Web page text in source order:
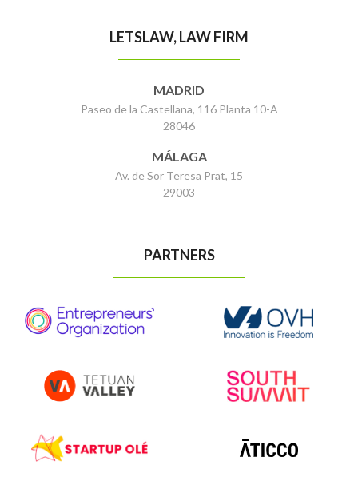
LETSLAW, LAW FIRM
MADRID
Paseo de la Castellana, 116 Planta 10-A
28046
MÁLAGA
Av. de Sor Teresa Prat, 15
29003
PARTNERS